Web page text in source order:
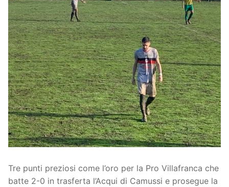
Home
Società
La Storia
Organigramma
Prima Squadra
Settore Giovanile
Piccoli amici
Eccellenza
Contatti
Tre punti preziosi come l’oro per la Pro Villafranca che
batte 2-0 in trasferta l’Acqui di Camussi e prosegue la